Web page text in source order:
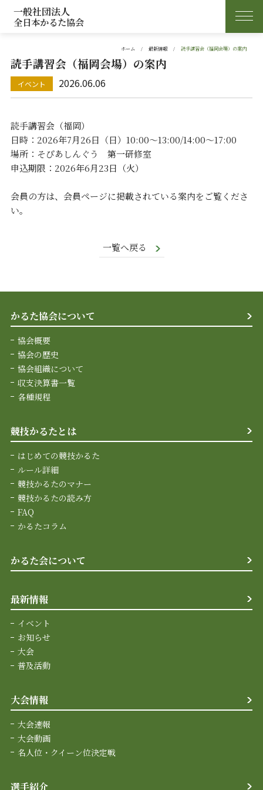
一般社団法人
全日本かるた協会
ホーム 最新情報 読手講習会（福岡会場）の案内
読手講習会（福岡会場）の案内
2026.06.06
読手講習会（福岡）
日時：2026年7月26日（日）10:00～13:00/14:00～17:00
場所：そぴあしんぐう 第一研修室
申込期限：2026年6月23日（火）
会員の方は、会員ページに掲載されている案内をご覧くださ
い。
一覧へ戻る
かるた協会について
協会概要
協会の歴史
協会組織について
収支決算書一覧
各種規程
競技かるたとは
はじめての競技かるた
ルール詳細
競技かるたのマナー
競技かるたの読み方
FAQ
かるたコラム
かるた会について
最新情報
イベント
お知らせ
大会
普及活動
大会情報
大会速報
大会動画
名人位・クイーン位決定戦
選手紹介